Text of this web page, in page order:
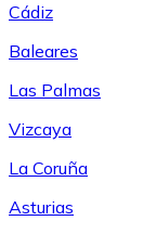
Cádiz
Baleares
Las Palmas
Vizcaya
La Coruña
Asturias